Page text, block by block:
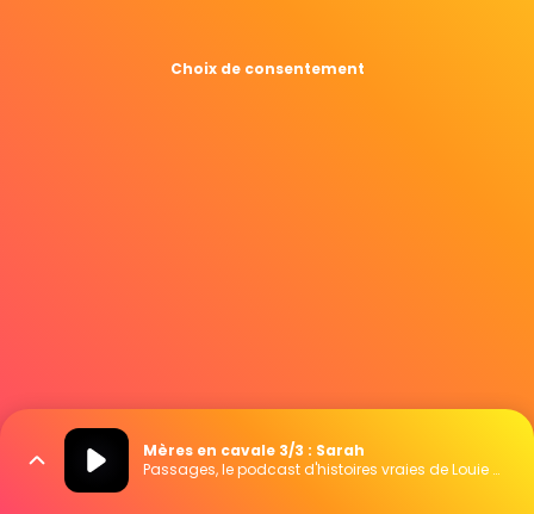
Choix de consentement
Mères en cavale 3/3 : Sarah
Passages, le podcast d'histoires vraies de Louie Media